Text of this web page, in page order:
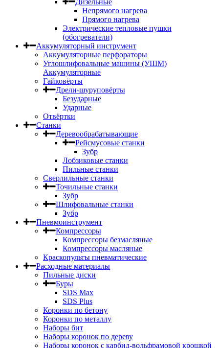
Дизельные
Непрямого нагрева
Прямого нагрева
Электрические тепловые пушки
(обогреватели)
Аккумуляторный инструмент
Аккумуляторные перфораторы
Углошлифовальные машины (УШМ)
Аккумуляторные
Гайковёрты
Дрели-шуруповёрты
Безударные
Ударные
Отвёртки
Станки
Деревообрабатывающие
Рейсмусовые станки
Зубр
Лобзиковые станки
Пильные станки
Сверлильные станки
Точильные станки
Зубр
Шлифовальные станки
Зубр
Пневмоинструмент
Компрессоры
Компрессоры безмасляные
Компрессоры масляные
Краскопульты пневматические
Расходные материалы
Пильные диски
Буры
SDS Max
SDS Plus
Коронки по бетону
Коронки по металлу
Наборы бит
Наборы коронок по дереву
Наборы коронок с карбид-вольфрамовой крошкой